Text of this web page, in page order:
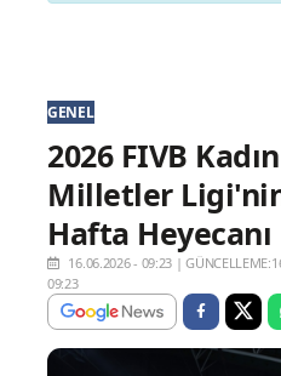
GENEL
2026 FIVB
Milletler
Hafta Heyecanı
16.06.2026 - 09:23 |
09:23